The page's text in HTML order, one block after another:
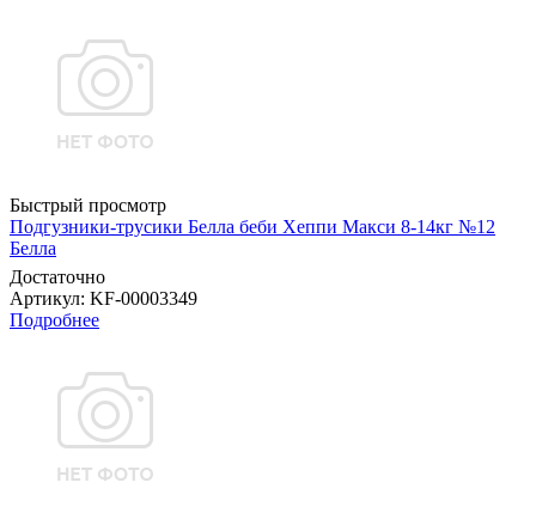
Быстрый просмотр
Подгузники-трусики Белла беби Хеппи Макси 8-14кг №12
Белла
Достаточно
Артикул: KF-00003349
Подробнее